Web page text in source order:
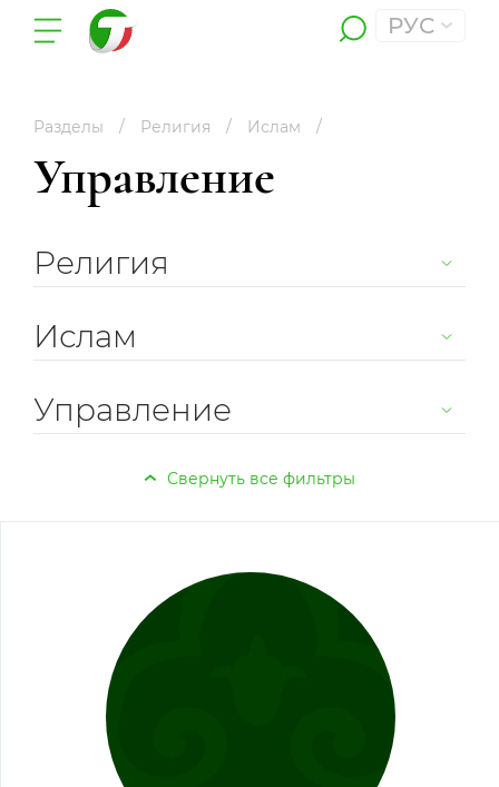
РУС
Разделы Религия Ислам
Управление
Религия
Ислам
Управление